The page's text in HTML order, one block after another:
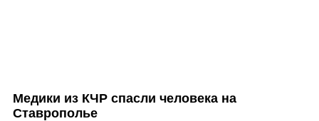
Медики из КЧР спасли человека на
Ставрополье